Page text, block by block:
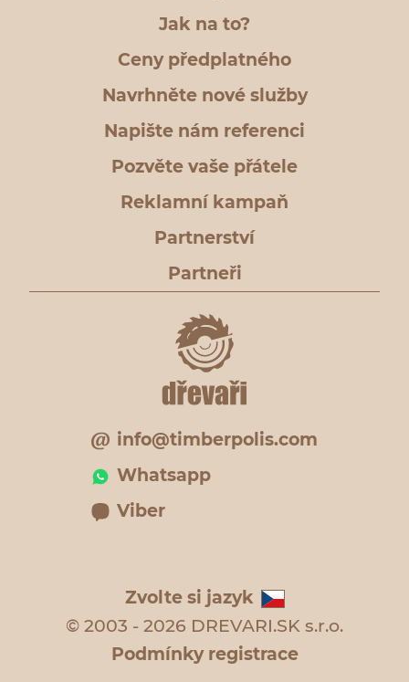
Jak na to?
Ceny předplatného
Navrhněte nové služby
Napište nám referenci
Pozvěte vaše přátele
Reklamní kampaň
Partnerství
Partneři
info@timberpolis.com
Whatsapp
Viber
Zvolte si jazyk
© 2003 - 2026 DREVARI.SK s.r.o.
Podmínky registrace